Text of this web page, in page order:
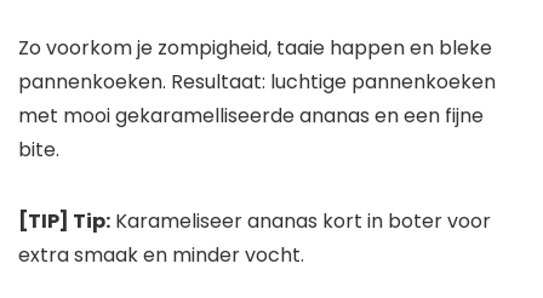
Zo voorkom je zompigheid, taaie happen en bleke
pannenkoeken. Resultaat: luchtige pannenkoeken
met mooi gekaramelliseerde ananas en een fijne
bite.
[TIP] Tip: Karameliseer ananas kort in boter voor
extra smaak en minder vocht.